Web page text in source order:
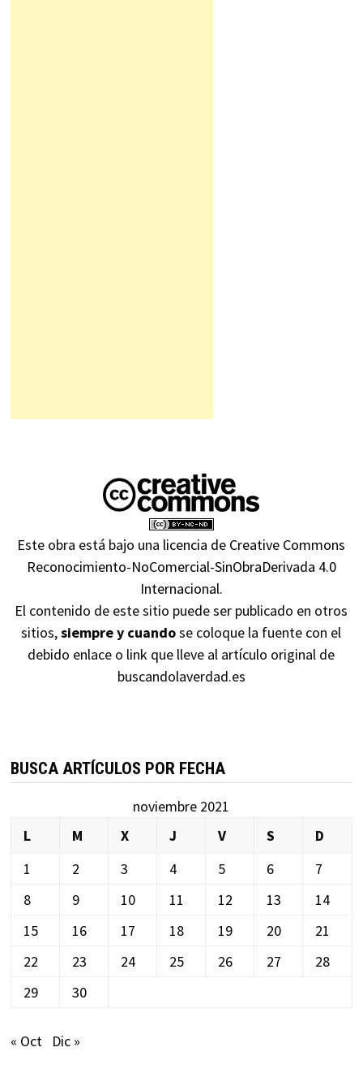
Este obra está bajo una licencia de Creative Commons
Reconocimiento-NoComercial-SinObraDerivada 4.0
Internacional.
El contenido de este sitio puede ser publicado en otros
sitios,siempre y cuandose coloque la fuente con el
debido enlace o link que lleve al artículo original de
buscandolaverdad.es
BUSCA ARTÍCULOS POR FECHA
noviembre 2021
L
M X J V S
D
1
2 3 4 5 6
7
8
9 10 11 12 13
14
15
16 17 18 19 20
21
22
23 24 25 26 27
28
29
30
« Oct Dic »